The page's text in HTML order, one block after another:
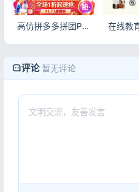
高仿拼多多拼团PHP源码 多商户入驻可封装APP运营级商城
评论 暂无评论